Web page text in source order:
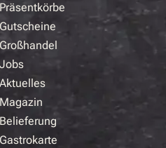
Präsentkörbe
Gutscheine
Großhandel
Jobs
Aktuelles
Magazin
Belieferung
Gastrokarte